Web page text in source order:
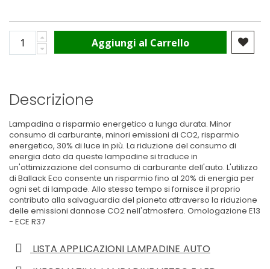
Aggiungi al Carrello
Descrizione
Lampadina a risparmio energetico a lunga durata. Minor
consumo di carburante, minori emissioni di CO2, risparmio
energetico, 30% di luce in più. La riduzione del consumo di
energia dato da queste lampadine si traduce in
un'ottimizzazione del consumo di carburante dell'auto. L'utilizzo
di Ballack Eco consente un risparmio fino al 20% di energia per
ogni set di lampade. Allo stesso tempo si fornisce il proprio
contributo alla salvaguardia del pianeta attraverso la riduzione
delle emissioni dannose CO2 nell'atmosfera. Omologazione E13
- ECE R37
LISTA APPLICAZIONI LAMPADINE AUTO